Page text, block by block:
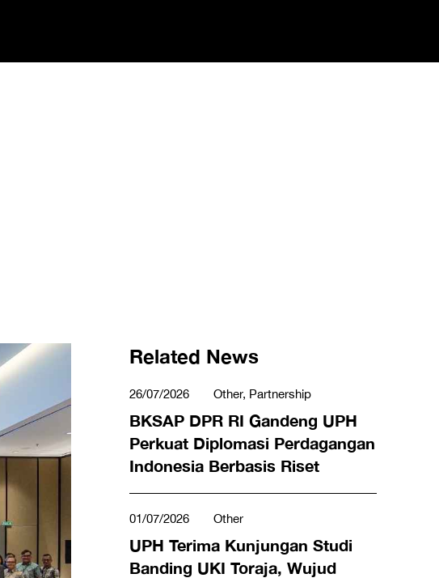
Related News
26/07/2026 Other, Partnership
BKSAP DPR RI Gandeng UPH
Perkuat Diplomasi Perdagangan
Indonesia Berbasis Riset
01/07/2026 Other
UPH Terima Kunjungan Studi
Banding UKI Toraja, Wujud